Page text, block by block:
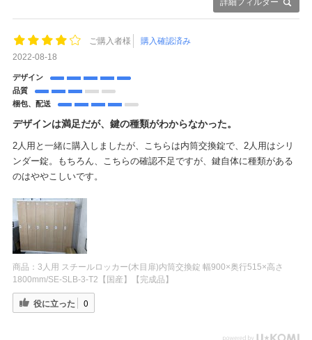
ご購入者様
購入確認済み
2022-08-18
デザイン
品質
梱包、配送
デザインは満足だが、鍵の種類がわからなかった。
2人用と一緒に購入しましたが、こちらは内筒交換錠で、2人用はシリ
ンダー錠。もちろん、こちらの確認不足ですが、鍵自体に種類がある
のはややこしいです。
商品： 3人用 スチールロッカー(木目扉)内筒交換錠 幅900×奥行515×高さ
1800mm/SE-SLB-3-T2【国産】【完成品】
役に立った 0